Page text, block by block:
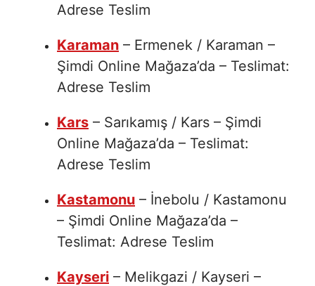
Adrese Teslim
Karaman – Ermenek / Karaman –
Şimdi Online Mağaza’da – Teslimat:
Adrese Teslim
Kars – Sarıkamış / Kars – Şimdi
Online Mağaza’da – Teslimat:
Adrese Teslim
Kastamonu – İnebolu / Kastamonu
– Şimdi Online Mağaza’da –
Teslimat: Adrese Teslim
Kayseri – Melikgazi / Kayseri –